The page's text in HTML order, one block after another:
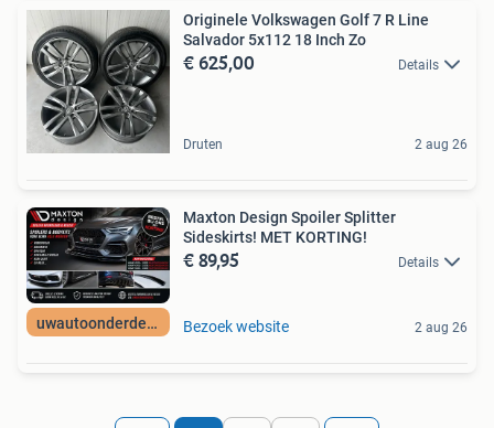
Originele Volkswagen Golf 7 R Line
Salvador 5x112 18 Inch Zo
€ 625,00 Details
Druten 2 aug 26
uwautoonderdeelNL
Maxton Design Spoiler Splitter
Sideskirts! MET KORTING!
€ 89,95 Details
Bezoek website 2 aug 26